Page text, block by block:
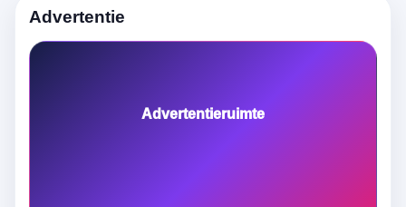
Advertentie
Advertentieruimte